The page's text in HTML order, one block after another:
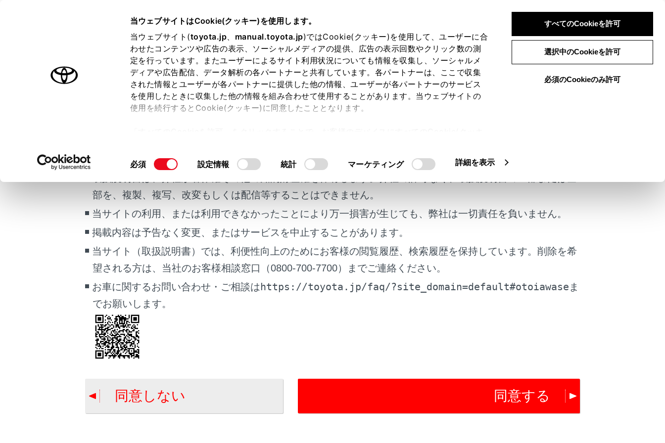
当ウェブサイトはCookie(クッキー)を使用します。
当ウェブサイト(toyota.jp、 manual.toyota.jp)ではCookie(クッキー)を使用して、ユーザーに合
わせたコンテンツや広告の表示、ソーシャルメディアの提供、広告の表示回数やクリック数の測
定を行っています。またユーザーによるサイト利用状況についても情報を収集し、ソーシャルメ
ディアや広告配信、データ解析の各パートナーと共有しています。各パートナーは、ここで収集
された情報とユーザーが各パートナーに提供した他の情報、ユーザーが各パートナーのサービス
を使用したときに収集した他の情報を組み合わせて使用することがあります。当ウェブサイトの
使用を続行するとCookie(クッキー)に同意したこととなります。
て」をご覧ください。
同
の
選
択
必須 設定情報 統計 マーケティング 詳細を表示
すべてのCookieを許可
選択中のCookieを許可
必須のCookieのみ許可
はじめに
安全・安心のために
室内装備・機能
マルチメディア
お手入れのしかた
万一の場合には
ブックマーク
あとで読む
画面表示設定
サイト利用について
マルチメディア ETC の利用 ETC の操作
クリーニングについて
合わせて見られているページ
道路事業者からのお願い
ETC サービスについて
統一エラーコード一覧について
このページは役に立ちましたか？
はい いいえ
ご利用の条件
掲載している取扱説明書はお客様の年式に合致しない場合があります。
部を、複製、複写、改変もしくは配信等することはできません。
当サイトの利用、または利用できなかったことにより万一損害が生じても、弊社は一切責任を負いません。
掲載内容は予告なく変更、またはサービスを中止することがあります。
当サイト（取扱説明書）では、利便性向上のためにお客様の閲覧履歴、検索履歴を保持しています。削除を希
望される方は、当社のお客様相談窓口（0800-700-7700）までご連絡ください。
お車に関するお問い合わせ・ご相談はhttps://toyota.jp/faq/?site_domain=default#otoiawase ま
でお願いします。
同意しない 同意する